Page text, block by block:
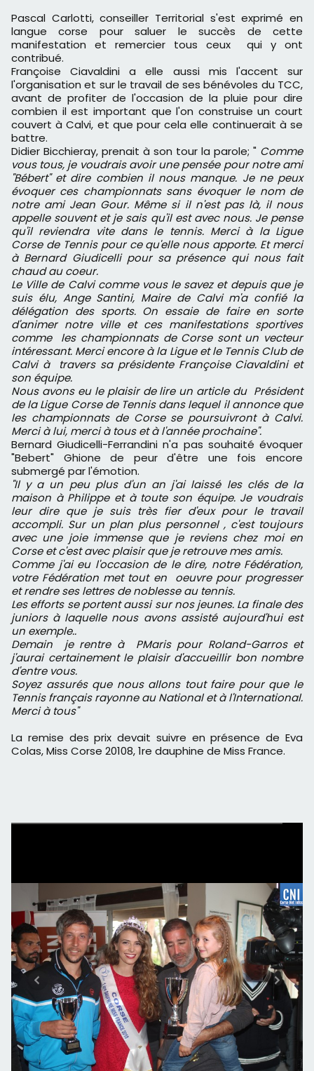
Pascal Carlotti, conseiller Territorial s'est exprimé en
langue corse pour saluer le succès de cette
manifestation et remercier tous ceux qui y ont
contribué.
Françoise Ciavaldini a elle aussi mis l'accent sur
l'organisation et sur le travail de ses bénévoles du TCC,
avant de profiter de l'occasion de la pluie pour dire
combien il est important que l'on construise un court
couvert à Calvi, et que pour cela elle continuerait à se
battre.
Didier Bicchieray, prenait à son tour la parole; " Comme
vous tous, je voudrais avoir une pensée pour notre ami
"Bébert" et dire combien il nous manque. Je ne peux
évoquer ces championnats sans évoquer le nom de
notre ami Jean Gour. Même si il n'est pas là, il nous
appelle souvent et je sais qu'il est avec nous. Je pense
qu'il reviendra vite dans le tennis. Merci à la Ligue
Corse de Tennis pour ce qu'elle nous apporte. Et merci
à Bernard Giudicelli pour sa présence qui nous fait
chaud au coeur.
Le Ville de Calvi comme vous le savez et depuis que je
suis élu, Ange Santini, Maire de Calvi m'a confié la
délégation des sports. On essaie de faire en sorte
d'animer notre ville et ces manifestations sportives
comme les championnats de Corse sont un vecteur
intéressant. Merci encore à la Ligue et le Tennis Club de
Calvi à travers sa présidente Françoise Ciavaldini et
son équipe.
Nous avons eu le plaisir de lire un article du Président
de la Ligue Corse de Tennis dans lequel il annonce que
les championnats de Corse se poursuivront à Calvi.
Merci à lui, merci à tous et à l'année prochaine".
Bernard Giudicelli-Ferrandini n'a pas souhaité évoquer
"Bebert" Ghione de peur d'être une fois encore
submergé par l'émotion.
"Il y a un peu plus d'un an j'ai laissé les clés de la
maison à Philippe et à toute son équipe. Je voudrais
leur dire que je suis très fier d'eux pour le travail
accompli. Sur un plan plus personnel , c'est toujours
avec une joie immense que je reviens chez moi en
Corse et c'est avec plaisir que je retrouve mes amis.
Comme j'ai eu l'occasion de le dire, notre Fédération,
votre Fédération met tout en oeuvre pour progresser
et rendre ses lettres de noblesse au tennis.
Les efforts se portent aussi sur nos jeunes. La finale des
juniors à laquelle nous avons assisté aujourd'hui est
un exemple..
Demain je rentre à PMaris pour Roland-Garros et
j'aurai certainement le plaisir d'accueillir bon nombre
d'entre vous.
Soyez assurés que nous allons tout faire pour que le
Tennis français rayonne au National et à l'International.
Merci à tous"
La remise des prix devait suivre en présence de Eva
Colas, Miss Corse 20108, 1re dauphine de Miss France.